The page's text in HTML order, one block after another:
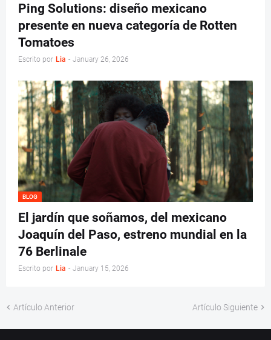
Ping Solutions: diseño mexicano
presente en nueva categoría de Rotten
Tomatoes
Escrito por Lia - January 26, 2026
BLOG
El jardín que soñamos, del mexicano
Joaquín del Paso, estreno mundial en la
76 Berlinale
Escrito por Lia - January 15, 2026
Artículo Anterior Artículo Siguiente